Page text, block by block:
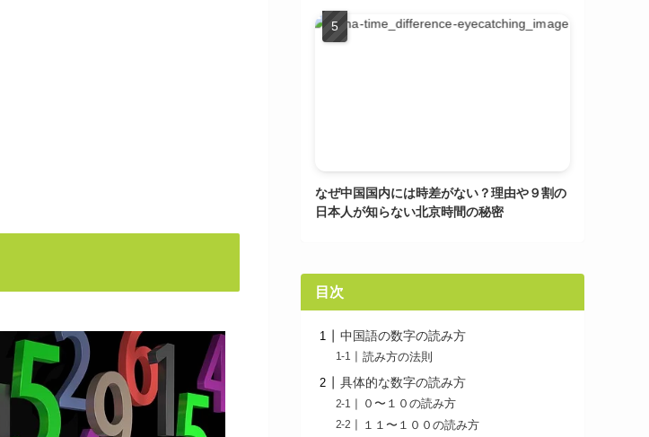
なぜ中国国内には時差がない？理由や９割の
日本人が知らない北京時間の秘密
目次
中国語の数字の読み方
読み方の法則
具体的な数字の読み方
０〜１０の読み方
１１〜１００の読み方